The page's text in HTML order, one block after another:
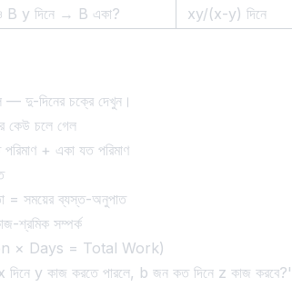
B y দিনে → B একা?
xy/(x-y) দিনে
— দু-দিনের চক্রে দেখুন।
কেউ চলে গেল
+ একা যত পরিমাণ
= সময়ের ব্যস্ত-অনুপাত
শ্রমিক সম্পর্ক
× Days = Total Work)
y কাজ করতে পারলে, b জন কত দিনে z কাজ করবে?'